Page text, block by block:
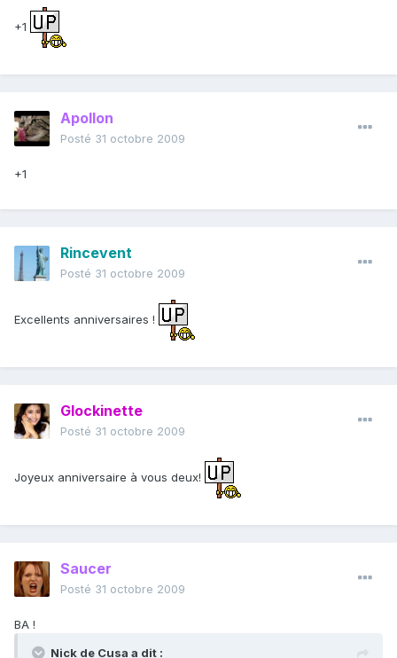
+1
Apollon
Posté 31 octobre 2009
+1
Rincevent
Posté 31 octobre 2009
Excellents anniversaires !
Glockinette
Posté 31 octobre 2009
Joyeux anniversaire à vous deux!
Saucer
Posté 31 octobre 2009
BA !
Nick de Cusa a dit :